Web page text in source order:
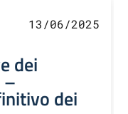
13/06/2025
dei
dei